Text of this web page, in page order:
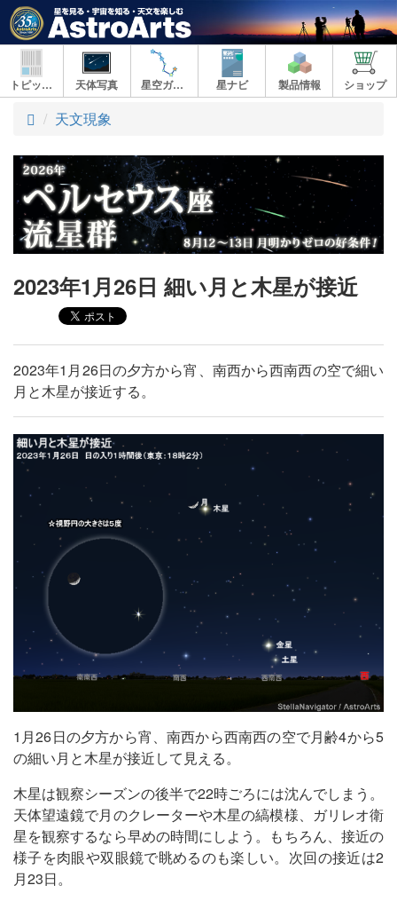
トピックス 天体写真 星空ガイド 星ナビ 製品情報 ショップ
ト
プ
天文現象
2023年1月26日 細い月と木星が接近
2023年1月26日の夕方から宵、南西から西南西の空で細い
月と木星が接近する。
1月26日の夕方から宵、南西から西南西の空で月齢4から5
の細い月と木星が接近して見える。
木星は観察シーズンの後半で22時ごろには沈んでしまう。
天体望遠鏡で月のクレーターや木星の縞模様、ガリレオ衛
星を観察するなら早めの時間にしよう。もちろん、接近の
様子を肉眼や双眼鏡で眺めるのも楽しい。次回の接近は2
月23日。